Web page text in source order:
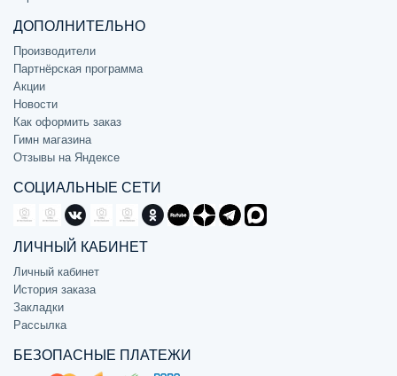
ДОПОЛНИТЕЛЬНО
Производители
Партнёрская программа
Акции
Новости
Как оформить заказ
Гимн магазина
Отзывы на Яндексе
СОЦИАЛЬНЫЕ СЕТИ
ЛИЧНЫЙ КАБИНЕТ
Личный кабинет
История заказа
Закладки
Рассылка
БЕЗОПАСНЫЕ ПЛАТЕЖИ